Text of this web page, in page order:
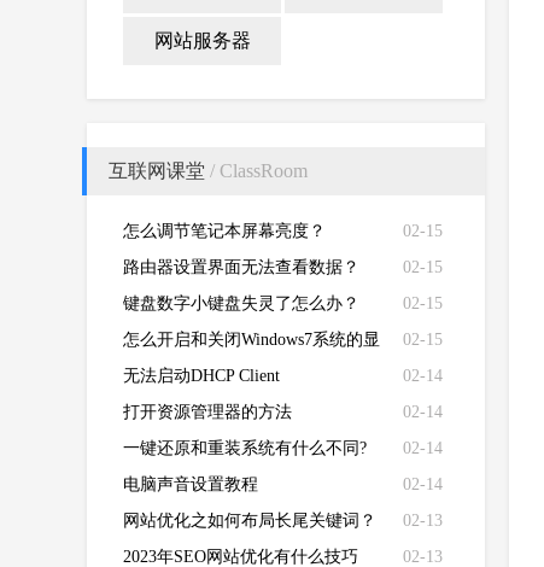
网站服务器
互联网课堂 / ClassRoom
02-15
怎么调节笔记本屏幕亮度？
02-15
路由器设置界面无法查看数据？
02-15
键盘数字小键盘失灵了怎么办？
02-15
怎么开启和关闭Windows7系统的显
卡硬件加速功能
02-14
无法启动DHCP Client
02-14
打开资源管理器的方法
02-14
一键还原和重装系统有什么不同?
02-14
电脑声音设置教程
02-13
网站优化之如何布局长尾关键词？
02-13
2023年SEO网站优化有什么技巧